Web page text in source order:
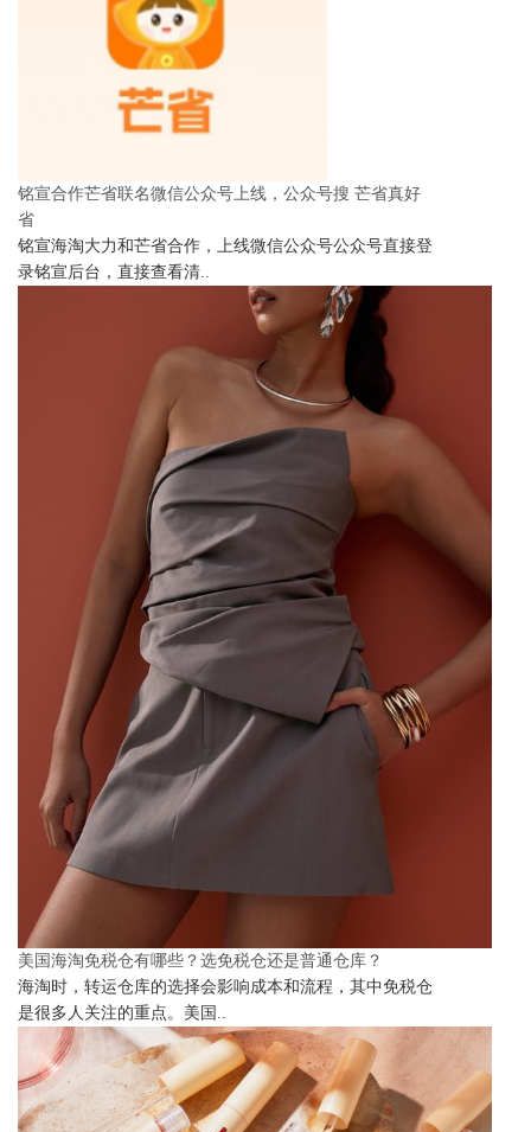
铭宣合作芒省联名微信公众号上线，公众号搜 芒省真好
省
铭宣海淘大力和芒省合作，上线微信公众号公众号直接登
录铭宣后台，直接查看清..
美国海淘免税仓有哪些？选免税仓还是普通仓库？
海淘时，转运仓库的选择会影响成本和流程，其中免税仓
是很多人关注的重点。美国..